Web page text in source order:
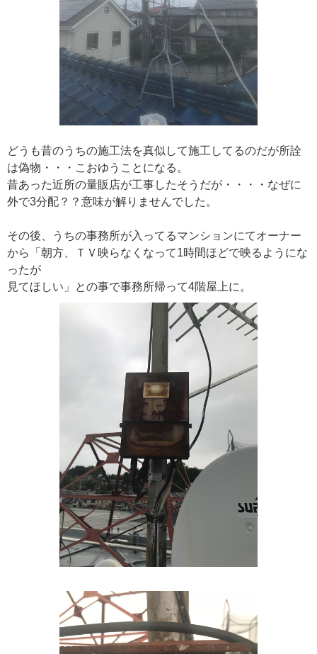
どうも昔のうちの施工法を真似して施工してるのだが所詮
は偽物・・・こおゆうことになる。
昔あった近所の量販店が工事したそうだが・・・・なぜに
外で3分配？？意味が解りませんでした。
その後、うちの事務所が入ってるマンションにてオーナー
から「朝方、ＴＶ映らなくなって1時間ほどで映るようにな
ったが
見てほしい」との事で事務所帰って4階屋上に。